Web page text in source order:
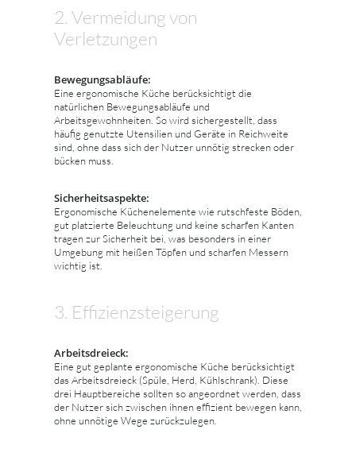
2. Vermeidung von
Verletzungen
Bewegungsabläufe:
Eine ergonomische Küche berücksichtigt die
natürlichen Bewegungsabläufe und
Arbeitsgewohnheiten. So wird sichergestellt, dass
häufig genutzte Utensilien und Geräte in Reichweite
sind, ohne dass sich der Nutzer unnötig strecken oder
bücken muss.
Sicherheitsaspekte:
Ergonomische Küchenelemente wie rutschfeste Böden,
gut platzierte Beleuchtung und keine scharfen Kanten
tragen zur Sicherheit bei, was besonders in einer
Umgebung mit heißen Töpfen und scharfen Messern
wichtig ist.
3. Effizienzsteigerung
Arbeitsdreieck:
Eine gut geplante ergonomische Küche berücksichtigt
das Arbeitsdreieck (Spüle, Herd, Kühlschrank). Diese
drei Hauptbereiche sollten so angeordnet werden, dass
der Nutzer sich zwischen ihnen effizient bewegen kann,
ohne unnötige Wege zurückzulegen.